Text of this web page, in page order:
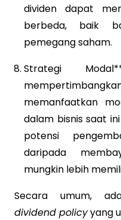
dividen dapat
berbeda, baik
pemegang saham.
Strategi
memanfaatkan
dalam bisnis saat
potensi
daripada
mungkin lebih
Secara umum,
dividend policyyang